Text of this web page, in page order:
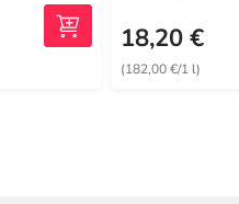
18,20 €
(182,00 €/1 l)